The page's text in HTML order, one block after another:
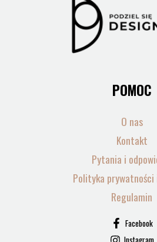
POMOC
O nas
Kontakt
Pytania i
Polityka
Regulamin
Facebook
Instagram